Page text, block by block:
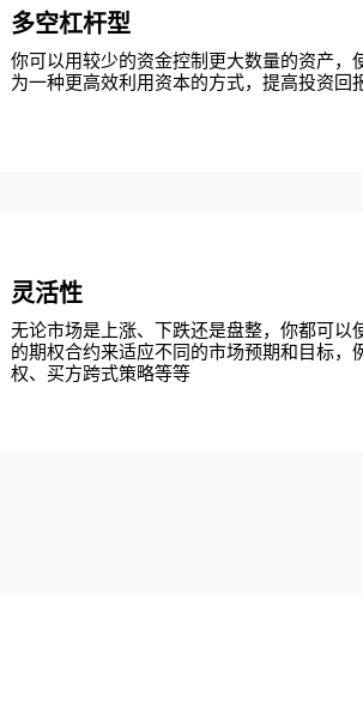
多空杠杆型
你可以用较少的资金控制更大数量的资产，
为一种更高效利用资本的方式，提高投资回
灵活性
无论市场是上涨、下跌还是盘整，你都可以
的期权合约来适应不同的市场预期和目标，
权、买方跨式策略等等